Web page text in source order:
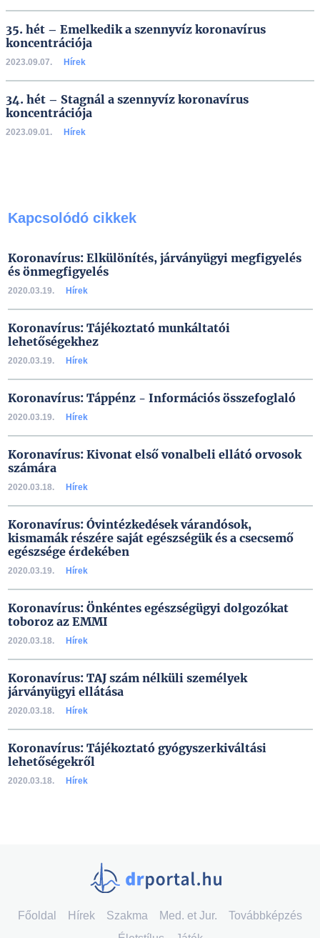
35. hét – Emelkedik a szennyvíz koronavírus
koncentrációja
2023.09.07. Hírek
34. hét – Stagnál a szennyvíz koronavírus
koncentrációja
2023.09.01. Hírek
Kapcsolódó cikkek
Koronavírus: Elkülönítés, járványügyi megfigyelés
és önmegfigyelés
2020.03.19. Hírek
Koronavírus: Tájékoztató munkáltatói
lehetőségekhez
2020.03.19. Hírek
Koronavírus: Táppénz - Információs összefoglaló
2020.03.19. Hírek
Koronavírus: Kivonat első vonalbeli ellátó orvosok
számára
2020.03.18. Hírek
Koronavírus: Óvintézkedések várandósok,
kismamák részére saját egészségük és a csecsemő
egészsége érdekében
2020.03.19. Hírek
Koronavírus: Önkéntes egészségügyi dolgozókat
toboroz az EMMI
2020.03.18. Hírek
Koronavírus: TAJ szám nélküli személyek
járványügyi ellátása
2020.03.18. Hírek
Koronavírus: Tájékoztató gyógyszerkiváltási
lehetőségekről
2020.03.18. Hírek
Főoldal Hírek Szakma Med. et Jur.
Továbbképzés